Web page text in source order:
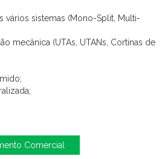
vários sistemas (Mono-Split, Multi-
mecânica (UTAs, UTANs, Cortinas de
Comercial